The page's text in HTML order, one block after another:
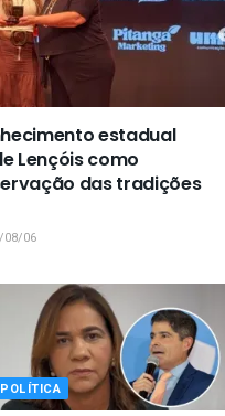
estadual
Lençóis como
das tradições
06
POLÍTICA